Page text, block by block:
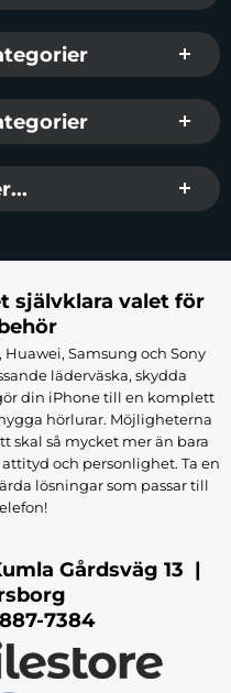
självklara valet för
Samsung och Sony
läderväska, skydda
din iPhone till en komplett
hörlurar. Möjligheterna
skal så mycket mer än bara
och personlighet. Ta en
lösningar som passar till
Gårdsväg 13 |
7384